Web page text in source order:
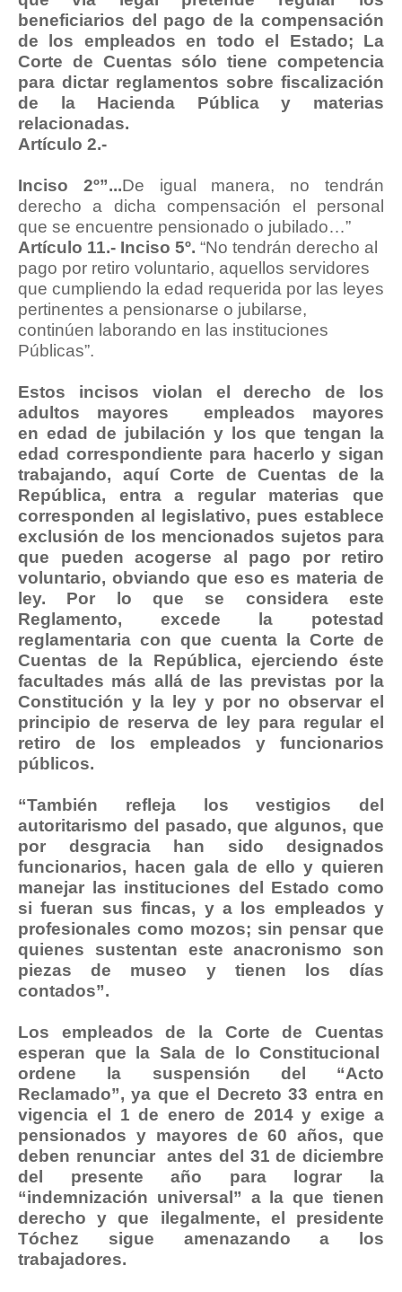
beneficiarios del pago de la compensación
de los empleados en todo el Estado; La
Corte de Cuentas sólo tiene competencia
para dictar reglamentos sobre fiscalización
de la Hacienda Pública y materias
relacionadas.
Artículo 2.-
Inciso 2º”...De igual manera, no tendrán
derecho a dicha compensación el personal
que se encuentre pensionado o jubilado…”
Artículo 11.- Inciso 5º. “No tendrán derecho al
pago por retiro voluntario, aquellos servidores
que cumpliendo la edad requerida por las leyes
pertinentes a pensionarse o jubilarse,
continúen laborando en las instituciones
Públicas”.
Estos incisos violan el derecho de los
adultos mayores empleados mayores
en edad de jubilación y los que tengan la
edad correspondiente para hacerlo y sigan
trabajando, aquí Corte de Cuentas de la
República, entra a regular materias que
corresponden al legislativo, pues establece
exclusión de los mencionados sujetos para
que pueden acogerse al pago por retiro
voluntario, obviando que eso es materia de
ley. Por lo que se considera este
Reglamento, excede la potestad
reglamentaria con que cuenta la Corte de
Cuentas de la República, ejerciendo éste
facultades más allá de las previstas por la
Constitución y la ley y por no observar el
principio de reserva de ley para regular el
retiro de los empleados y funcionarios
públicos.
“También refleja los vestigios del
autoritarismo del pasado, que algunos, que
por desgracia han sido designados
funcionarios, hacen gala de ello y quieren
manejar las instituciones del Estado como
si fueran sus fincas, y a los empleados y
profesionales como mozos; sin pensar que
quienes sustentan este anacronismo son
piezas de museo y tienen los días
contados”.
Los empleados de la Corte de Cuentas
esperan que la Sala de lo Constitucional
ordene la suspensión del “Acto
Reclamado”, ya que el Decreto 33 entra en
vigencia el 1 de enero de 2014 y exige a
pensionados y mayores de 60 años, que
deben renunciar antes del 31 de diciembre
del presente año para lograr la
“indemnización universal” a la que tienen
derecho y que ilegalmente, el presidente
Tóchez sigue amenazando a los
trabajadores.